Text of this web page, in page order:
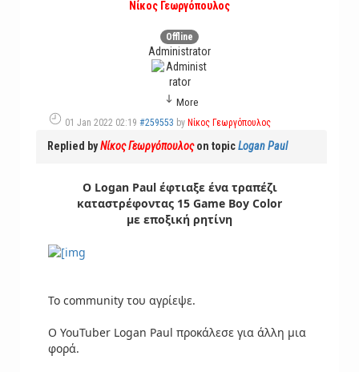
Νίκος Γεωργόπουλος
Offline
Administrator
More
01 Jan 2022 02:19 #259553 by Νίκος Γεωργόπουλος
Replied byΝίκος Γεωργόπουλοςon topicLogan Paul
Ο Logan Paul έφτιαξε ένα τραπέζι
καταστρέφοντας 15 Game Boy Color
με εποξική ρητίνη
Το community του αγρίεψε.
Ο YouTuber Logan Paul προκάλεσε για άλλη μια
φορά.